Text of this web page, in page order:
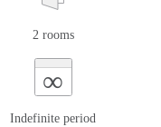
2 rooms
∞
Indefinite period